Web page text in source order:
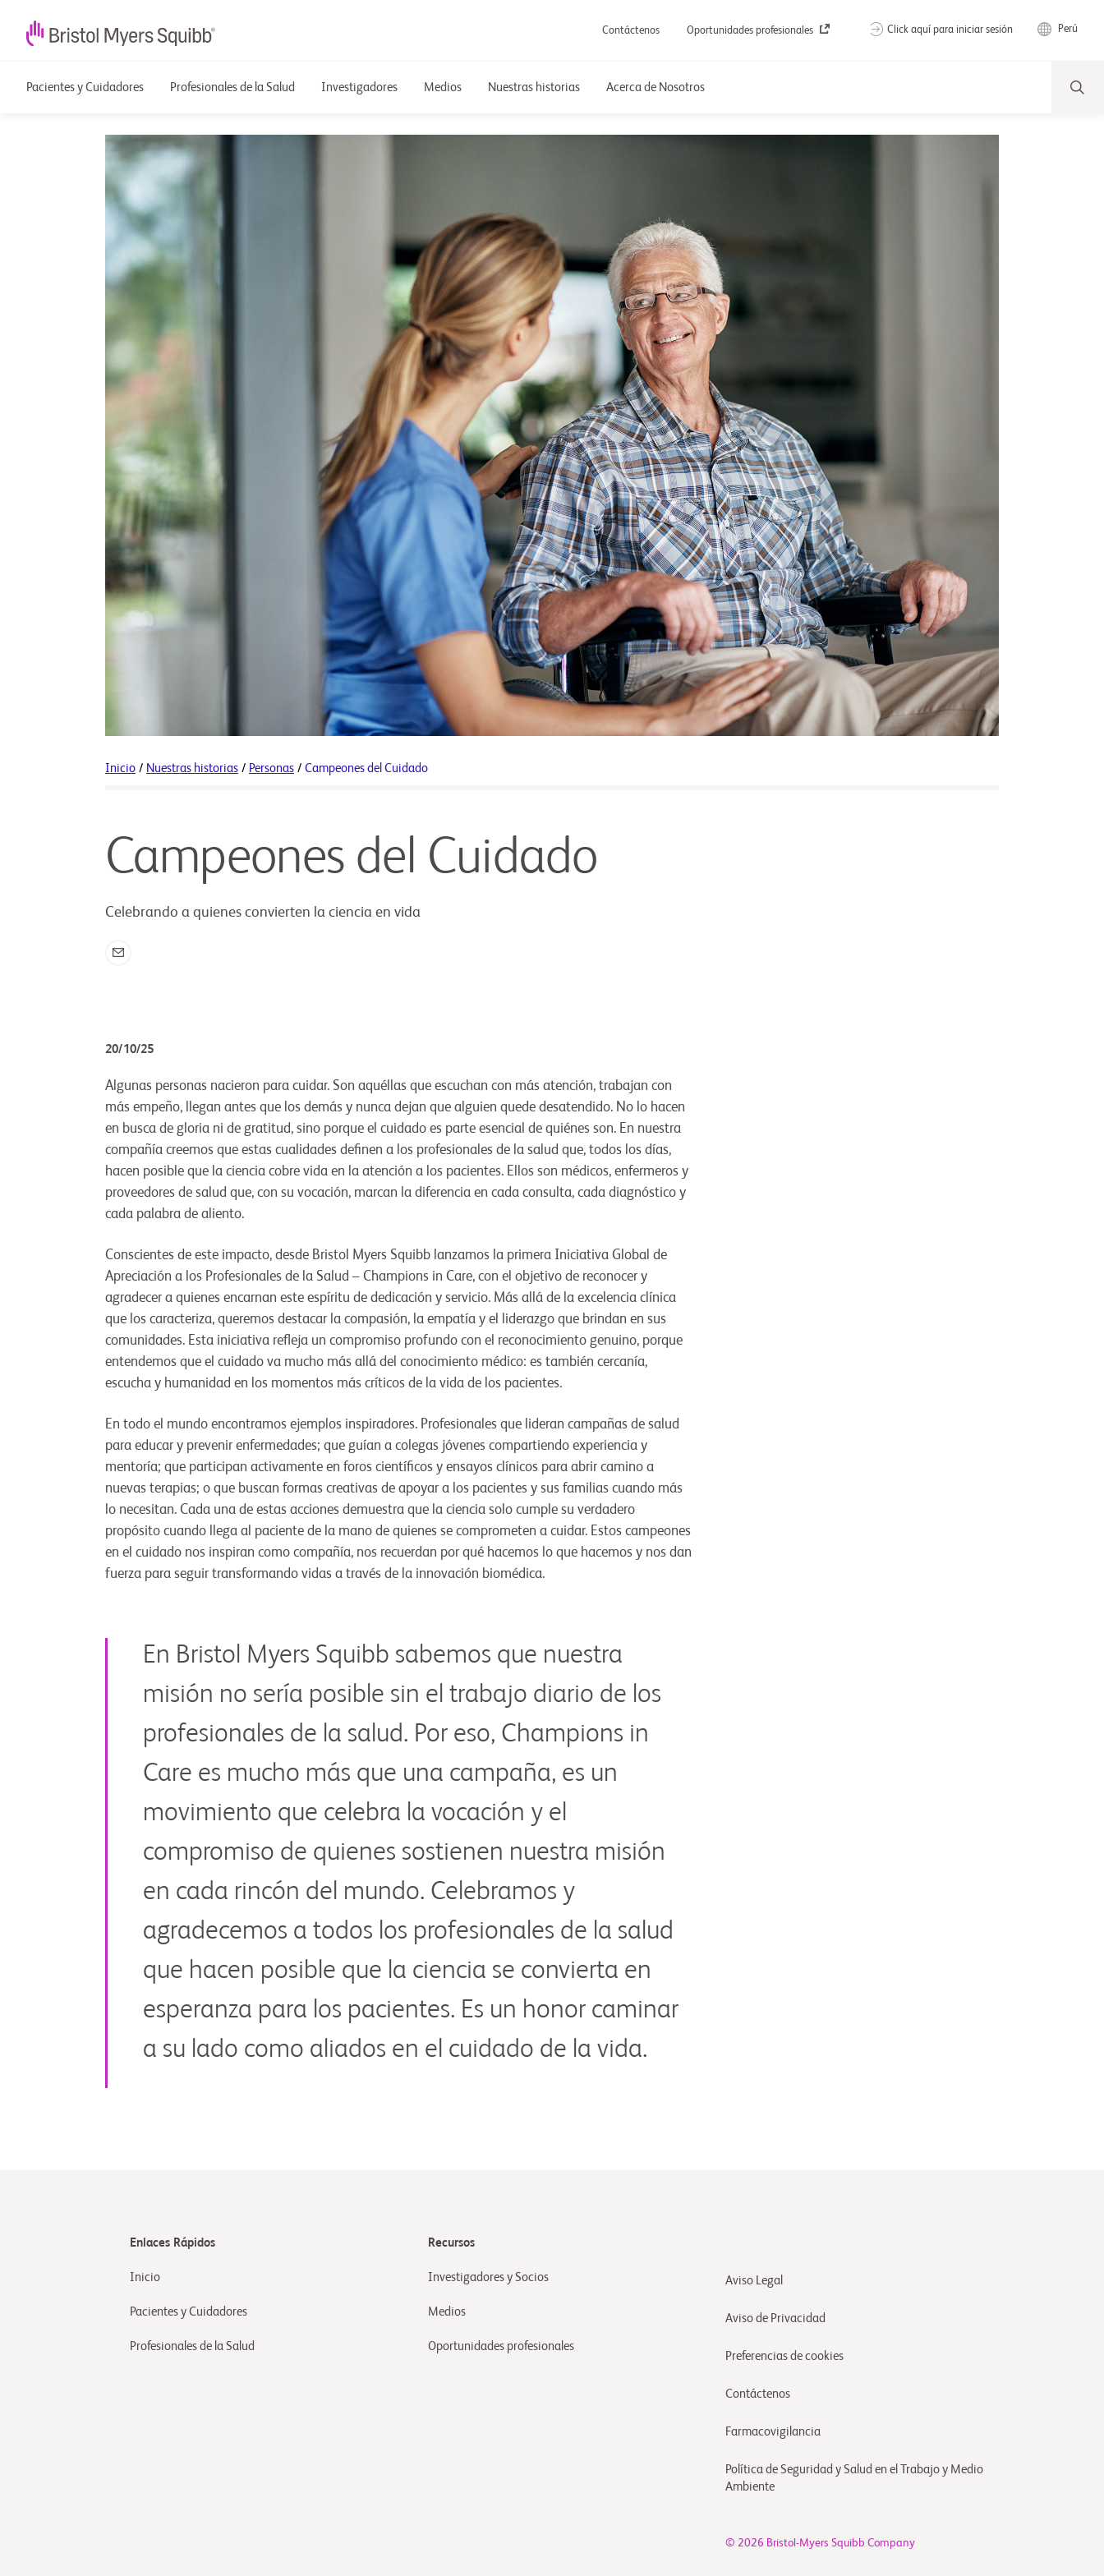
Contáctenos Oportunidades profesionales Click aquí para iniciar sesión Perú
Pacientes y Cuidadores Profesionales de la Salud Investigadores Medios Nuestras historias Acerca de Nosotros
Inicio / Nuestras historias / Personas / Campeones del Cuidado
Campeones del Cuidado
Celebrando a quienes convierten la ciencia en vida
20/10/25
Algunas personas nacieron para cuidar. Son aquéllas que escuchan con más atención, trabajan con
más empeño, llegan antes que los demás y nunca dejan que alguien quede desatendido. No lo hacen
en busca de gloria ni de gratitud, sino porque el cuidado es parte esencial de quiénes son. En nuestra
compañía creemos que estas cualidades definen a los profesionales de la salud que, todos los días,
hacen posible que la ciencia cobre vida en la atención a los pacientes. Ellos son médicos, enfermeros y
proveedores de salud que, con su vocación, marcan la diferencia en cada consulta, cada diagnóstico y
cada palabra de aliento.
Conscientes de este impacto, desde Bristol Myers Squibb lanzamos la primera Iniciativa Global de
Apreciación a los Profesionales de la Salud – Champions in Care, con el objetivo de reconocer y
agradecer a quienes encarnan este espíritu de dedicación y servicio. Más allá de la excelencia clínica
que los caracteriza, queremos destacar la compasión, la empatía y el liderazgo que brindan en sus
comunidades. Esta iniciativa refleja un compromiso profundo con el reconocimiento genuino, porque
entendemos que el cuidado va mucho más allá del conocimiento médico: es también cercanía,
escucha y humanidad en los momentos más críticos de la vida de los pacientes.
En todo el mundo encontramos ejemplos inspiradores. Profesionales que lideran campañas de salud
para educar y prevenir enfermedades; que guían a colegas jóvenes compartiendo experiencia y
mentoría; que participan activamente en foros científicos y ensayos clínicos para abrir camino a
nuevas terapias; o que buscan formas creativas de apoyar a los pacientes y sus familias cuando más
lo necesitan. Cada una de estas acciones demuestra que la ciencia solo cumple su verdadero
propósito cuando llega al paciente de la mano de quienes se comprometen a cuidar. Estos campeones
en el cuidado nos inspiran como compañía, nos recuerdan por qué hacemos lo que hacemos y nos dan
fuerza para seguir transformando vidas a través de la innovación biomédica.
En Bristol Myers Squibb sabemos que nuestra
misión no sería posible sin el trabajo diario de los
profesionales de la salud. Por eso, Champions in
Care es mucho más que una campaña, es un
movimiento que celebra la vocación y el
compromiso de quienes sostienen nuestra misión
en cada rincón del mundo. Celebramos y
agradecemos a todos los profesionales de la salud
que hacen posible que la ciencia se convierta en
esperanza para los pacientes. Es un honor caminar
a su lado como aliados en el cuidado de la vida.
Enlaces Rápidos
Inicio
Pacientes y Cuidadores
Profesionales de la Salud
Recursos
Investigadores y Socios
Medios
Oportunidades profesionales
Aviso Legal
Aviso de Privacidad
Preferencias de cookies
Contáctenos
Farmacovigilancia
Política de Seguridad y Salud en el Trabajo y Medio
Ambiente
© 2026 Bristol-Myers Squibb Company